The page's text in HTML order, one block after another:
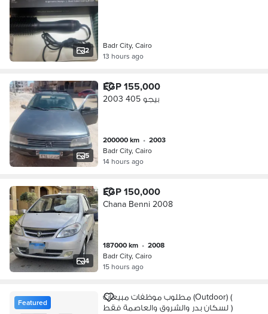
2
Badr City, Cairo
13 hours ago
5
EGP 155,000
بيجو 405 2003
200000 km •
2003
Badr City, Cairo
14 hours ago
4
EGP 150,000
Chana Benni 2008
187000 km •
2008
Badr City, Cairo
15 hours ago
Featured
مطلوب موظفات مبيعات (Outdoor) (
لسكان بدر والشروق والعاصمة فقط )